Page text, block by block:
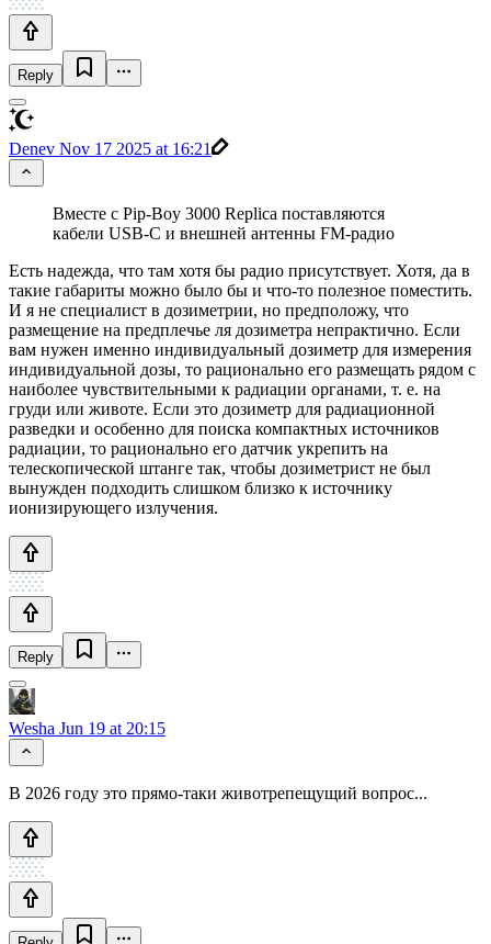
Reply
Denev Nov 17 2025 at 16:21
Вместе с Pip-Boy 3000 Replica поставляются
кабели USB-C и внешней антенны FM-радио
Есть надежда, что там хотя бы радио присутствует. Хотя, да в
такие габариты можно было бы и что-то полезное поместить.
И я не специалист в дозиметрии, но предположу, что
размещение на предплечье ля дозиметра непрактично. Если
вам нужен именно индивидуальный дозиметр для измерения
индивидуальной дозы, то рационально его размещать рядом с
наиболее чувствительными к радиации органами, т. е. на
груди или животе. Если это дозиметр для радиационной
разведки и особенно для поиска компактных источников
радиации, то рационально его датчик укрепить на
телескопической штанге так, чтобы дозиметрист не был
вынужден подходить слишком близко к источнику
ионизирующего излучения.
Reply
Wesha Jun 19 at 20:15
В 2026 году это прямо-таки животрепещущий вопрос...